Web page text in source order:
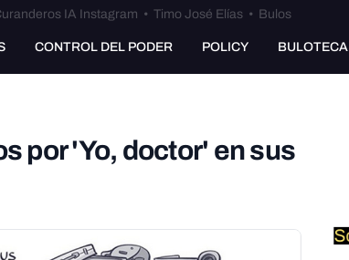
IA Instagram • Timo José Elías • Bulos
CONTROL DEL PODER POLICY BULOTECA
por 'Yo, doctor' en sus